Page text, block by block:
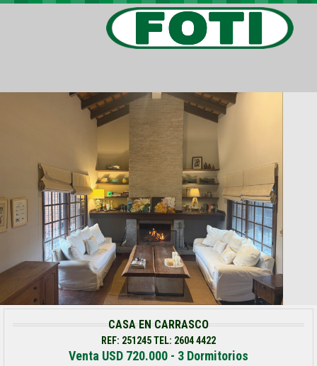
BARRIOS PRIVADOS
CASA EN CARRASCO
REF: 251245 TEL: 2604 4422
Venta USD 720.000 - 3 Dormitorios